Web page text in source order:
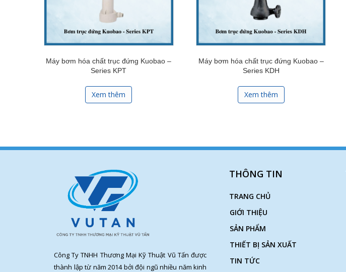
Máy bơm hóa chất trục đứng Kuobao –
Series KPT
Xem thêm
Máy bơm hóa chất trục đứng Kuobao –
Series KDH
Xem thêm
Công Ty TNHH Thương Mại Kỹ Thuật Vũ Tấn được
thành lập từ năm 2014 bởi đội ngũ nhiều năm kinh
THÔNG TIN
TRANG CHỦ
GIỚI THIỆU
SẢN PHẨM
THIẾT BỊ SẢN XUẤT
TIN TỨC